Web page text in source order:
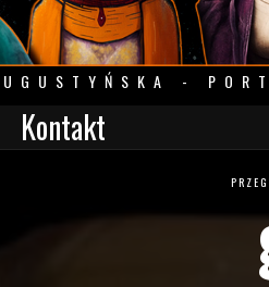
-
Kontakt